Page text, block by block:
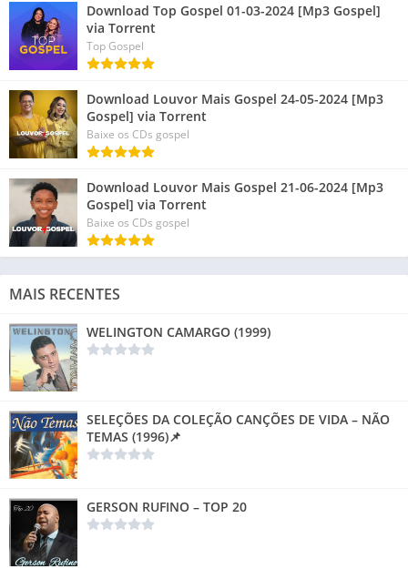
Download Top Gospel 01-03-2024 [Mp3 Gospel]
via Torrent
Top Gospel
Download Louvor Mais Gospel 24-05-2024 [Mp3
Gospel] via Torrent
Baixe os CDs gospel
Download Louvor Mais Gospel 21-06-2024 [Mp3
Gospel] via Torrent
Baixe os CDs gospel
MAIS RECENTES
WELINGTON CAMARGO (1999)
SELEÇÕES DA COLEÇÃO CANÇÕES DE VIDA – NÃO
TEMAS (1996)📌
GERSON RUFINO – TOP 20